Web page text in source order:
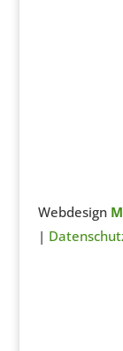
Webdesign
|